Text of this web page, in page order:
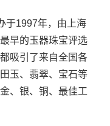
1997年，由上海
早的玉器珠宝评选
吸引了来自全国各
玉、翡翠、宝石等
、银、铜、最佳工